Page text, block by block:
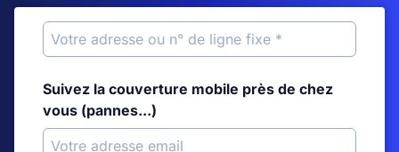
Suivez la couverture mobile près de chez
vous (pannes...)